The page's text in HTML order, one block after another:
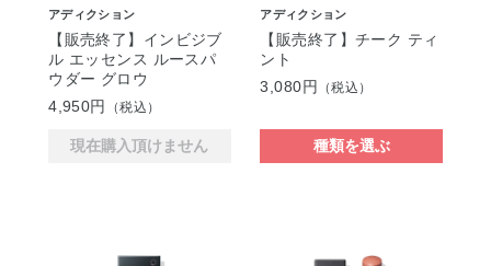
アディクション
【販売終了】インビジブ
ル エッセンス ルースパ
ウダー グロウ
4,950円
（税込）
現在購入頂けません
アディクション
【販売終了】チーク ティ
ント
3,080円
（税込）
種類を選ぶ